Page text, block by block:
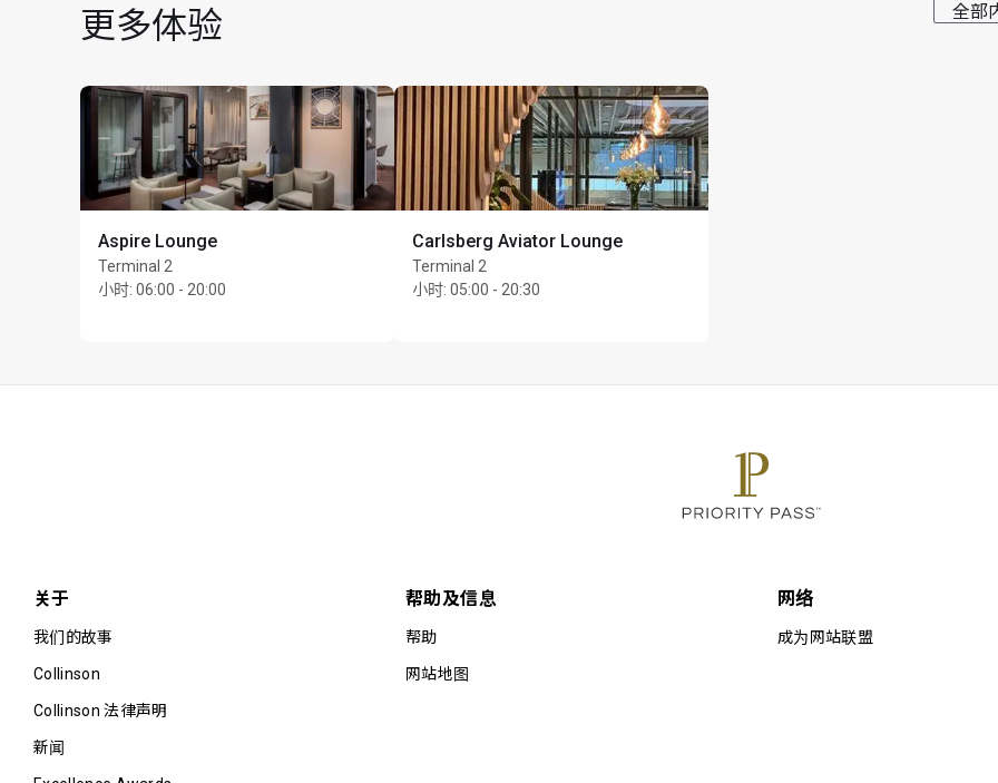
更多体验
全部
Aspire Lounge
Terminal 2
小时: 06:00 - 20:00
Carlsberg Aviator Lounge
Terminal 2
小时: 05:00 - 20:30
关于
我们的故事
Collinson
Collinson 法律声明
新闻
帮助及信息
帮助
网站地图
网络
成为网站联盟